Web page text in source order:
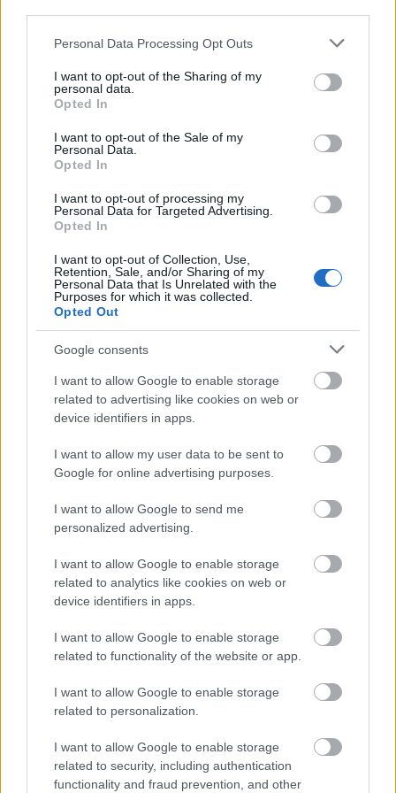
Please note that this website/app uses one or more Google
not limited to your visit or usage behaviour. You may click to
grant or deny consent to Google and its third-party tags to
use your data for below specified purposes in below Google
consent section.
Personal Data Processing Opt Outs
I want to opt-out of the Sharing of my
personal data.
Opted In
I want to opt-out of the Sale of my
Personal Data.
Opted In
I want to opt-out of processing my
Personal Data for Targeted Advertising.
Opted In
I want to opt-out of Collection, Use,
Retention, Sale, and/or Sharing of my
Personal Data that Is Unrelated with the
Purposes for which it was collected.
Opted Out
Google consents
I want to allow Google to enable storage
related to advertising like cookies on web or
device identifiers in apps.
I want to allow my user data to be sent to
Google for online advertising purposes.
I want to allow Google to send me
personalized advertising.
I want to allow Google to enable storage
related to analytics like cookies on web or
device identifiers in apps.
I want to allow Google to enable storage
related to functionality of the website or app.
I want to allow Google to enable storage
related to personalization.
I want to allow Google to enable storage
related to security, including authentication
functionality and fraud prevention, and other
Tájház udvaron és a Nagyszínpad mellett.
Paloznaki Jazzpiknik
Paloznak, 2017 augusztus 3-4-5.
www.jazzpiknik.hu
Jegyek
Kedvezményes jegyelővétel 2017. május
31-ig:
Kedvezményes nulladik nap: 8.900 Ft
Napijegy: 6.900 Ft – augusztus 4.,
augusztus 5.
Kedvezményes elővételes kétnapos
(augusztus 4-5.) fesztiválbérlet: 11.900 Ft
Kedvezményes elővételes háromnapos
(augusztus 3-4-5.) fesztiválbérlet: 16.500 Ft
Első 100 db EARLY BIRD háromnapos
bérlet: 12.900 Ft
Elővételes jegyárak 2017. június 1-től
augusztus 2. éjfélig:
Nulladik nap: 9.900 Ft
Napijegy: 7.900 Ft – augusztus 4.,
augusztus 5.